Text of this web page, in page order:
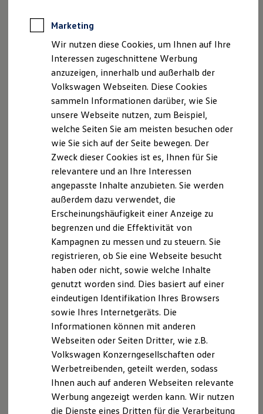
Rekuperation
Laden unterwegs
Laden Zuhause
Ladestationen finden
Ladezeitensimulator
Batterie
Sicherheit
Nachhaltigkeit
Technologie
Kosten und Kauf
Kaufoptionen
E-Auto-Förderung
Software und Konnektivität
Die ID. Software 6
ID. Software Versionen und Updates
Digitale Extras
Schnittstellen zu Ihrem ID.
Hybridautos
Marke und Erlebnis
Volkswagen R und R Experience
R-Modelle
R Experience
Driving Experience
Volkswagen entdecken
Werkbesichtigung
Lifestyle Shop
T-Roc Kollektion
Golf Kollektion
ID. Kollektion
Volkswagen Kollektion
R-Kollektion
GTI Kollektion
Fußball Drop
So geht neu. Klar im Design. Stark im Alltag.
Entdecken Sie jetzt den neuen ID.3 Neo!
Mehr zum ID.3 Neo erfahren
Der T-Cross
Wendig, flexibel, vielseitig. Entdecken Sie den
T‑Cross.
Mehr zum T-Cross erfahren
Marketing
Wir nutzen diese Cookies, um Ihnen auf Ihre
Interessen zugeschnittene Werbung
anzuzeigen, innerhalb und außerhalb der
Volkswagen Webseiten. Diese Cookies
sammeln Informationen darüber, wie Sie
unsere Webseite nutzen, zum Beispiel,
welche Seiten Sie am meisten besuchen oder
wie Sie sich auf der Seite bewegen. Der
Zweck dieser Cookies ist es, Ihnen für Sie
relevantere und an Ihre Interessen
angepasste Inhalte anzubieten. Sie werden
außerdem dazu verwendet, die
Erscheinungshäufigkeit einer Anzeige zu
begrenzen und die Effektivität von
Kampagnen zu messen und zu steuern. Sie
registrieren, ob Sie eine Webseite besucht
haben oder nicht, sowie welche Inhalte
genutzt worden sind. Dies basiert auf einer
eindeutigen Identifikation Ihres Browsers
sowie Ihres Internetgeräts. Die
Informationen können mit anderen
Webseiten oder Seiten Dritter, wie z.B.
Volkswagen Konzerngesellschaften oder
Werbetreibenden, geteilt werden, sodass
Ihnen auch auf anderen Webseiten relevante
Werbung angezeigt werden kann. Wir nutzen
die Dienste eines Dritten für die Verarbeitung